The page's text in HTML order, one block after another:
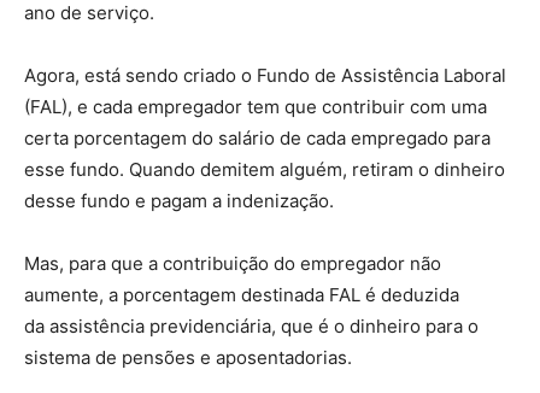
ano de serviço.
Agora, está sendo criado o Fundo de Assistência Laboral
(FAL), e cada empregador tem que contribuir com uma
certa porcentagem do salário de cada empregado para
esse fundo. Quando demitem alguém, retiram o dinheiro
desse fundo e pagam a indenização.
Mas, para que a contribuição do empregador não
aumente, a porcentagem destinada FAL é deduzida
da assistência previdenciária, que é o dinheiro para o
sistema de pensões e aposentadorias.